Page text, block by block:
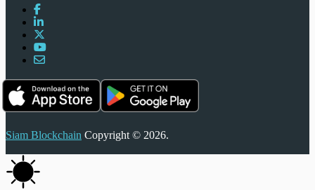
Siam Blockchain Copyright © 2026.